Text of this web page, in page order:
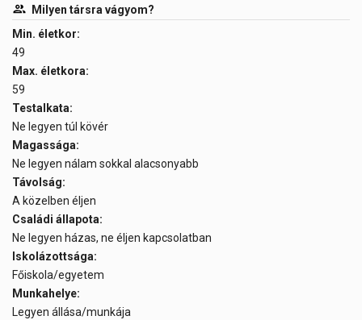
Milyen társra vágyom?
Min. életkor:
49
Max. életkora:
59
Testalkata:
Ne legyen túl kövér
Magassága:
Ne legyen nálam sokkal alacsonyabb
Távolság:
A közelben éljen
Családi állapota:
Ne legyen házas, ne éljen kapcsolatban
Iskolázottsága:
Főiskola/egyetem
Munkahelye:
Legyen állása/munkája